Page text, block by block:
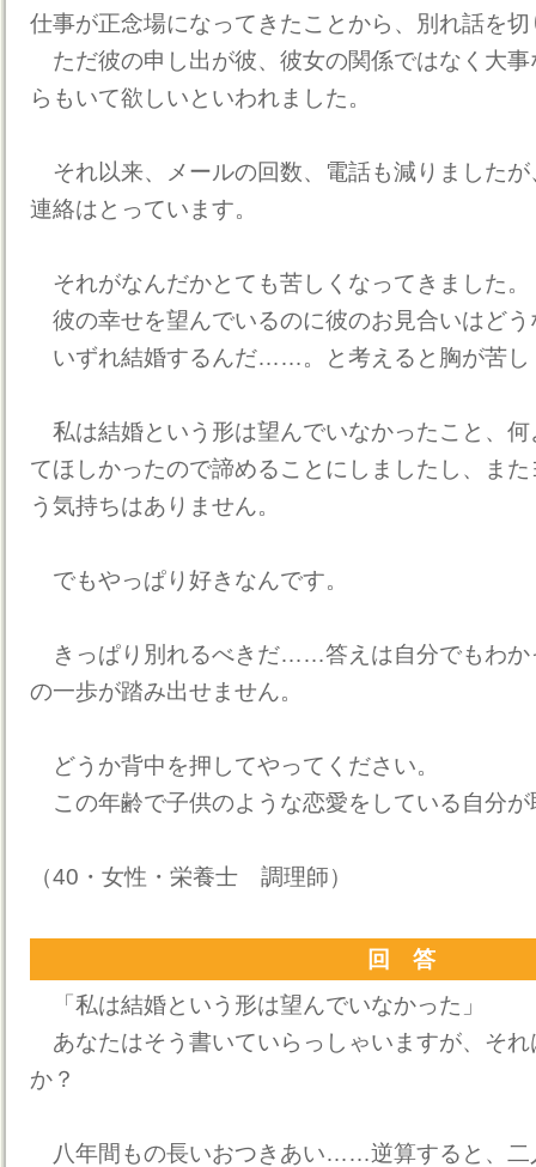
仕事が正念場になってきたことから、別れ話を
ただ彼の申し出が彼、彼女の関係ではなく大
らもいて欲しいといわれました。
それ以来、メールの回数、電話も減りました
連絡はとっています。
それがなんだかとても苦しくなってきました。
彼の幸せを望んでいるのに彼のお見合いはどう
いずれ結婚するんだ……。と考えると胸が苦し
私は結婚という形は望んでいなかったこと、
てほしかったので諦めることにしましたし、ま
う気持ちはありません。
でもやっぱり好きなんです。
きっぱり別れるべきだ……答えは自分でもわか
の一歩が踏み出せません。
どうか背中を押してやってください。
この年齢で子供のような恋愛をしている自分が
（40・女性・栄養士 調理師）
回 答
「私は結婚という形は望んでいなかった」
あなたはそう書いていらっしゃいますが、それ
か？
八年間もの長いおつきあい……逆算すると、二